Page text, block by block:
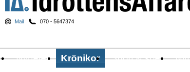
Mail 070 - 5647374
Nyheter Krönikor Sport & spel